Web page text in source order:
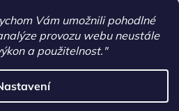
Vám umožnili pohodlné
provozu webu neustále
a použitelnost."
Vytvořil Shoptet